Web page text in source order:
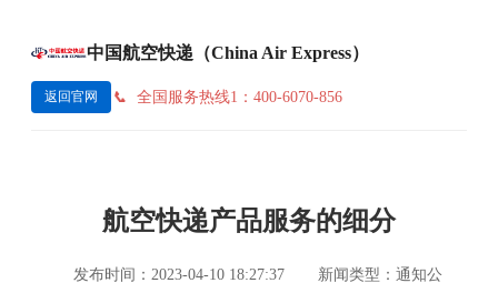
中国航空快递（China Air Express）
返回官网 全国服务热线1：400-6070-856
航空快递产品服务的细分
发布时间：2023-04-10 18:27:37
新闻类型：通知公